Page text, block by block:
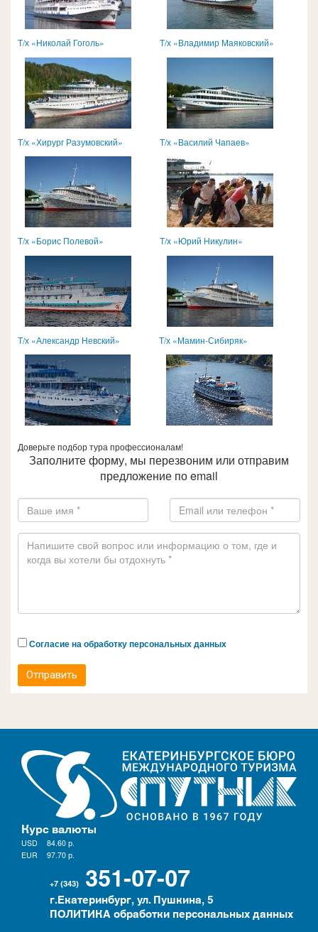
Т/х «Николай Гоголь» Т/х «Владимир Маяковский»
Т/х «Хирург Разумовский» Т/х «Василий Чапаев»
Т/х «Борис Полевой» Т/х «Юрий Никулин»
Т/х «Александр Невский» Т/х «Мамин-Сибиряк»
Доверьте подбор тура профессионалам!
Заполните форму, мы перезвоним или отправим
предложение по email
Согласие на обработку персональных данных
Отправить
Курс валюты
USD 84.60 р.
EUR
97.70 р.
+7 (343) 351-07-07
г.Екатеринбург, ул. Пушкина, 5
ПОЛИТИКА обработки персональных данных